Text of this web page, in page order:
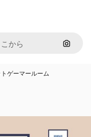
画像で
ゲーマールーム